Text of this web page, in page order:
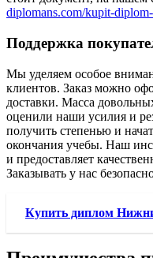
diplomans.com/kupit-diplom-
Поддержка
Мы уделяем особое
клиентов. Заказ можно
доставки. Масса
оценили наши усилия и
получить степенью и
окончания учебы. Наш
и предоставляет
Заказывать у нас
Купить диплом